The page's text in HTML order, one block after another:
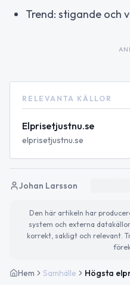
Trend: stigande och
RELEVANTA KÄLLOR
Elprisetjustnu.se
elprisetjustnu.se
Johan Larsson
Den här artikeln har
system och externa
korrekt, sakligt och relevant.
Hem Samhälle